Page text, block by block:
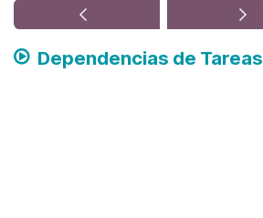
Dependencias de Tareas